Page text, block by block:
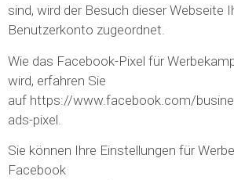
sind, wird der Besuch dieser Webseite
Benutzerkonto zugeordnet.
Wie das Facebook-Pixel für
wird, erfahren Sie
auf https://www.facebook.com/
ads-pixel.
Sie können Ihre Einstellungen für
Facebook